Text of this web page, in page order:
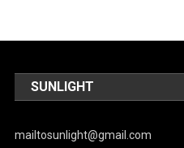
SUNLIGHT
mailtosunlight@gmail.com